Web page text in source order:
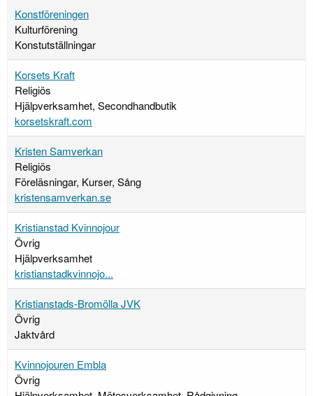
Konstföreningen
Kulturförening
Konstutställningar
Korsets Kraft
Religiös
Hjälpverksamhet, Secondhandbutik
korsetskraft.com
Kristen Samverkan
Religiös
Föreläsningar, Kurser, Sång
kristensamverkan.se
Kristianstad Kvinnojour
Övrig
Hjälpverksamhet
kristianstadkvinnojo...
Kristianstads-Bromölla JVK
Övrig
Jaktvård
Kvinnojouren Embla
Övrig